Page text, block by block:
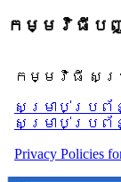
កម្មវិធីបញ្ជី
កម្មវិធី សម្រាប់
សម្រាប់​ប្រព័ន្
សម្រាប់​ប្រព័ន្
Privacy Policies